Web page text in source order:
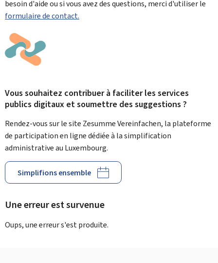
besoin d'aide ou si vous avez des questions, merci d'utiliser le
formulaire de contact.
Vous souhaitez contribuer à faciliter les services
publics digitaux et soumettre des suggestions ?
Rendez-vous sur le site Zesumme Vereinfachen, la plateforme
de participation en ligne dédiée à la simplification
administrative au Luxembourg.
Simplifions ensemble
Une erreur est survenue
Oups, une erreur s'est produite.